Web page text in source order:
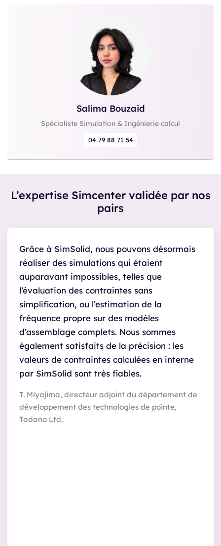
Salima Bouzaid
Spécialiste Simulation & Ingénierie calcul
04 79 88 71 54
L’expertise Simcenter validée par nos
pairs
Grâce à SimSolid, nous pouvons désormais
réaliser des simulations qui étaient
auparavant impossibles, telles que
l’évaluation des contraintes sans
simplification, ou l’estimation de la
fréquence propre sur des modèles
d’assemblage complets. Nous sommes
également satisfaits de la précision : les
valeurs de contraintes calculées en interne
par SimSolid sont très fiables.
T. Miyajima, directeur adjoint du département de
développement des technologies de pointe,
Tadano Ltd.